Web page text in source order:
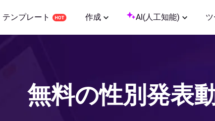
テンプレート 作成 AI(人工知能)
無料の性別発表